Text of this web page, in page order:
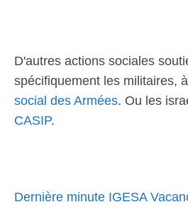
D'autres actions sociales
spécifiquement les militaires,
social des Armées. Ou les
CASIP.
Dernière minute IGESA